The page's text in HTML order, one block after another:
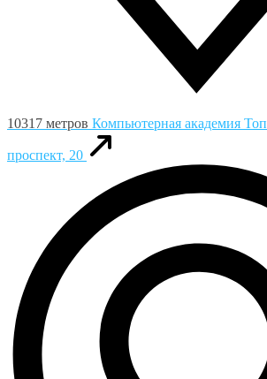
10317 метров Компьютерная академия Toп
проспект, 20